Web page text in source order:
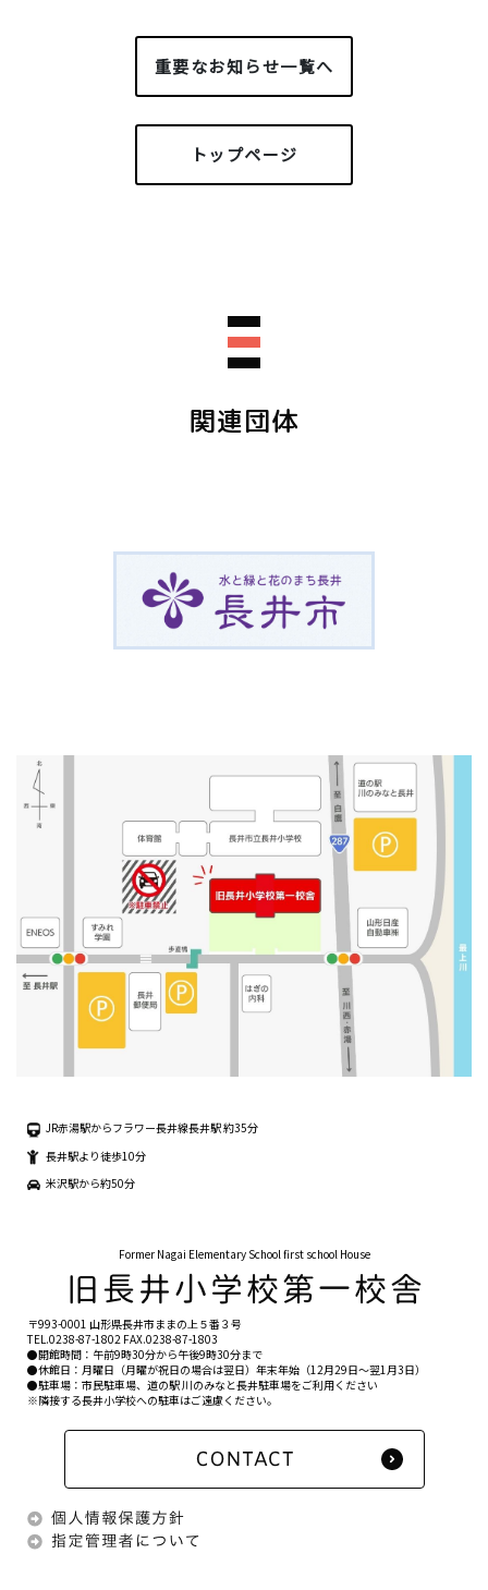
重要なお知らせ一覧へ
トップページ
関連団体
JR赤湯駅からフラワー長井線長井駅 約35分
長井駅より徒歩10分
米沢駅から約50分
Former Nagai Elementary School first school House
〒993-0001 山形県長井市ままの上５番３号
TEL.0238-87-1802 FAX.0238-87-1803
●開館時間：午前9時30分から午後9時30分まで
●休館日：月曜日（月曜が祝日の場合は翌日）年末年始（12月29日〜翌1月3日）
●駐車場：市民駐車場、道の駅 川のみなと長井駐車場をご利用ください
※隣接する長井小学校への駐車はご遠慮ください。